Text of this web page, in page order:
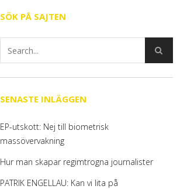
SÖK PÅ SAJTEN
SENASTE INLÄGGEN
EP-utskott: Nej till biometrisk
massövervakning
Hur man skapar regimtrogna journalister
PATRIK ENGELLAU: Kan vi lita på